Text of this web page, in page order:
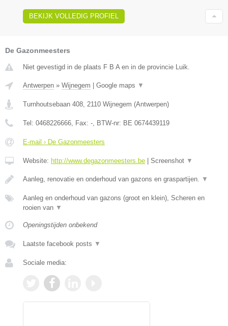
BEKIJK VOLLEDIG PROFIEL
De Gazonmeesters
Niet gevestigd in de plaats F B A en in de provincie Luik.
Antwerpen » Wijnegem Google maps ▼
Turnhoutsebaan 408 2110 Wijnegem (Antwerpen)
Tel: 0468226666 , Fax: - , BTW-nr: BE 0674439119
E-mail › De Gazonmeesters
Website: http://www.degazonmeesters.be Screenshot ▼
Aanleg, renovatie en onderhoud van gazons en graspartijen. ▼
Aanleg en onderhoud van gazons (groot en klein), Scheren en
rooien van ▼
Openingstijden onbekend
Laatste facebook posts ▼
Sociale media: